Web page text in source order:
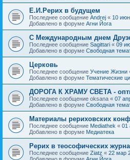
Е.И.Рерих в будущем
Последнее сообщение Andrej « 10
Добавлено в форуме Агни Йога
С Международным днем
Последнее сообщение Sagittari « 09
Добавлено в форуме Свободная
Церковь
Последнее сообщение Учение Жизни
Добавлено в форуме Тематические
ДОРОГА К ХРАМУ СВЕТА -
Последнее сообщение oksana « 07
Добавлено в форуме Свободная
Материалы рериховских
Последнее сообщение Mediathek « 01
Добавлено в форуме Медиатека
Рерих в теософических
Последнее сообщение Ziatz « 22 мар
Добавлено в форуме Агни Йога